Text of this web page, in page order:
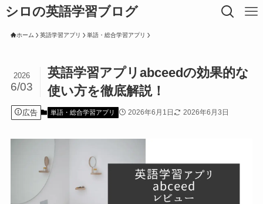
シロの英語学習ブログ
ホーム 英語学習アプリ 単語・総合学習アプリ
英語学習アプリabceedの効果的な
使い方を徹底解説！
2026
6/03
広告 単語・総合学習アプリ 2026年6月1日 2026年6月3日